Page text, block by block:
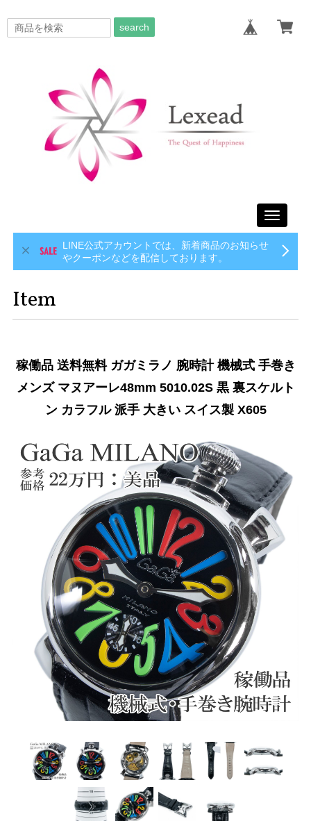
search
Toggle
LINE公式アカウントでは、新着商品のお知らせ
やクーポンなどを配信しております。
Item
稼働品 送料無料 ガガミラノ 腕時計 機械式 手巻き
メンズ マヌアーレ48mm 5010.02S 黒 裏スケルト
ン カラフル 派手 大きい スイス製 X605